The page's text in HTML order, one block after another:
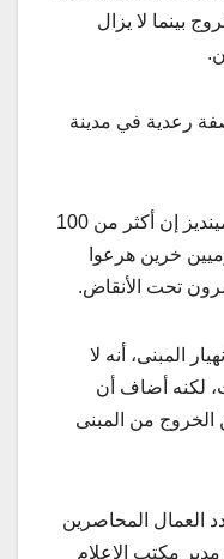
من الخروج بينما لا يزال
رعدية في مدينة
وقال القيادي في الشرطة جيس مينديز إن أكثر من 100
خرين هرعوا
تحت الأنقاض.
المبنى، أنه لا
لكنه أضاف أن
تمكنوا من الخروج من المبنى
العمال المحاصرين
مدير مكتب الإعلام